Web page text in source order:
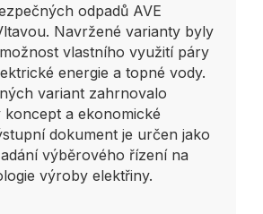
odpadů AVE
Navržené varianty byly
vlastního využití páry
energie a topné vody.
variant zahrnovalo
a ekonomické
dokument je určen jako
výběrového řízení na
výroby elektřiny.